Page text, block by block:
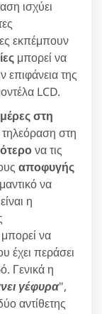
ισχύει
εκπέμπουν
μπορεί να
επιφάνεια της
LCD.
στη
στη
να τις
αποφυγής
να
η
να
έχει περάσει
Γενικά η
γέφυρα",
αντίθετης